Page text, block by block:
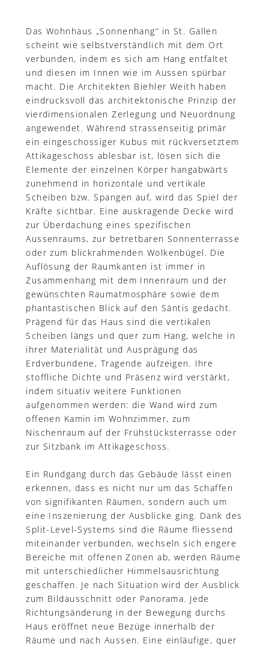
Das Wohnhaus „Sonnenhang“ in St. Gallen
scheint wie selbstverständlich mit dem Ort
verbunden, indem es sich am Hang entfaltet
und diesen im Innen wie im Aussen spürbar
macht. Die Architekten Biehler Weith haben
eindrucksvoll das architektonische Prinzip der
vierdimensionalen Zerlegung und Neuordnung
angewendet. Während strassenseitig primär
ein eingeschossiger Kubus mit rückversetztem
Attikageschoss ablesbar ist, lösen sich die
Elemente der einzelnen Körper hangabwärts
zunehmend in horizontale und vertikale
Scheiben bzw. Spangen auf, wird das Spiel der
Kräfte sichtbar. Eine auskragende Decke wird
zur Überdachung eines spezifischen
Aussenraums, zur betretbaren Sonnenterrasse
oder zum blickrahmenden Wolkenbügel. Die
Auflösung der Raumkanten ist immer in
Zusammenhang mit dem Innenraum und der
gewünschten Raumatmosphäre sowie dem
phantastischen Blick auf den Säntis gedacht.
Prägend für das Haus sind die vertikalen
Scheiben längs und quer zum Hang, welche in
ihrer Materialität und Ausprägung das
Erdverbundene, Tragende aufzeigen. Ihre
stoffliche Dichte und Präsenz wird verstärkt,
indem situativ weitere Funktionen
aufgenommen werden: die Wand wird zum
offenen Kamin im Wohnzimmer, zum
Nischenraum auf der Frühstücksterrasse oder
zur Sitzbank im Attikageschoss.
Ein Rundgang durch das Gebäude lässt einen
erkennen, dass es nicht nur um das Schaffen
von signifikanten Räumen, sondern auch um
eine Inszenierung der Ausblicke ging. Dank des
Split-Level-Systems sind die Räume fliessend
miteinander verbunden, wechseln sich engere
Bereiche mit offenen Zonen ab, werden Räume
mit unterschiedlicher Himmelsausrichtung
geschaffen. Je nach Situation wird der Ausblick
zum Bildausschnitt oder Panorama. Jede
Richtungsänderung in der Bewegung durchs
Haus eröffnet neue Bezüge innerhalb der
Räume und nach Aussen. Eine einläufige, quer